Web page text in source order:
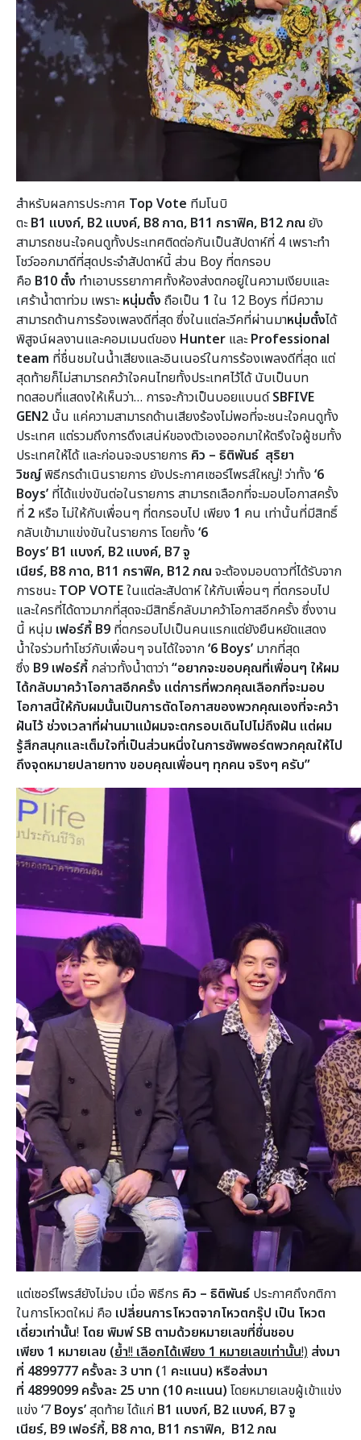
สำหรับผลการประกาศ Top Vote ทีมโนบิ
ตะ B1 แบงก์, B2 แบงค์, B8 กาด, B11 กราฟิค, B12ภณ ยัง
สามารถชนะใจคนดูทั้งประเทศติดต่อกันเป็นสัปดาห์ที่ 4 เพราะทำ
โชว์ออกมาดีที่สุดประจำสัปดาห์นี้ ส่วน Boy ที่ตกรอบ
คือ B10 ตั๋ง ทำเอาบรรยากาศทั้งห้องส่งตกอยู่ในความเงียบและ
เศร้าน้ำตาท่วม เพราะหนุ่มตั๋ง ถือเป็น 1 ใน 12 Boys ที่มีความ
สามารถด้านการร้องเพลงดีที่สุด ซึ่งในแต่ละวีคที่ผ่านมาหนุ่มตั๋งได้
พิสูจน์ผลงานและคอมเมนต์ของ Hunter และProfessional
team ที่ชื่นชมในน้ำเสียงและอินเนอร์ในการร้องเพลงดีที่สุด แต่
สุดท้ายก็ไม่สามารถคว้าใจคนไทยทั้งประเทศไว้ได้ นับเป็นบท
ทดสอบที่แสดงให้เห็นว่า… การจะก้าวเป็นบอยแบนด์SBFIVE
GEN2 นั้น แค่ความสามารถด้านเสียงร้องไม่พอที่จะชนะใจคนดูทั้ง
ประเทศ แต่รวมถึงการดึงเสน่ห์ของตัวเองออกมาให้ตรึงใจผู้ชมทั้ง
ประเทศให้ได้ และก่อนจะจบรายการ คิว – ธิติพันธ์ สุริยา
วิชญ์พิธีกรดำเนินรายการ ยังประกาศเซอร์ไพรส์ใหญ่!ว่าทั้ง ‘6
Boys’ ที่ได้แข่งขันต่อในรายการ สามารถเลือกที่จะมอบโอกาสครั้ง
ที่ 2 หรือ ไม่ให้กับเพื่อนๆ ที่ตกรอบไป เพียง 1 คน เท่านั้นที่มีสิทธิ์
กลับเข้ามาแข่งขันในรายการ โดยทั้ง ‘6
Boys’ B1 แบงก์, B2 แบงค์, B7จู
เนียร์, B8 กาด, B11 กราฟิค, B12ภณ จะต้องมอบดาวที่ได้รับจาก
การชนะTOP VOTEในแต่ละสัปดาห์ ให้กับเพื่อนๆ ที่ตกรอบไป
และใครที่ได้ดาวมากที่สุดจะมีสิทธิ์กลับมาคว้าโอกาสอีกครั้ง ซึ่งงาน
นี้ หนุ่ม เฟอร์กี้ B9 ที่ตกรอบไปเป็นคนแรกแต่ยังยืนหยัดแสดง
น้ำใจร่วมทำโชว์กับเพื่อนๆ จนได้ใจจาก‘6 Boys’ มากที่สุด
ซึ่ง B9 เฟอร์กี้ กล่าวทั้งน้ำตาว่า“อยากจะขอบคุณที่เพื่อนๆ ให้ผม
ได้กลับมาคว้าโอกาสอีกครั้ง แต่การที่พวกคุณเลือกที่จะมอบ
โอกาสนี้ให้กับผมนั้นเป็นการตัดโอกาสของพวกคุณเองที่จะคว้า
ฝันไว้ ช่วงเวลาที่ผ่านมาแม้ผมจะตกรอบเดินไปไม่ถึงฝัน แต่ผม
รู้สึกสนุกและเต็มใจที่เป็นส่วนหนึ่งในการซัพพอร์ตพวกคุณให้ไป
ถึงจุดหมายปลายทาง ขอบคุณเพื่อนๆ ทุกคน จริงๆ ครับ”
แต่เซอร์ไพรส์ยังไม่จบ เมื่อ พิธีกร คิว – ธิติพันธ์ ประกาศถึงกติกา
ในการโหวตใหม่ คือ เปลี่ยนการโหวตจากโหวตกรุ๊ป เป็น โหวต
เดี่ยวเท่านั้น! โดย พิมพ์SB ตามด้วยหมายเลขที่ชื่นชอบ
เพียง 1 หมายเลข (ย้ำ!! เลือกได้เพียง 1 หมายเลขเท่านั้น!) ส่งมา
ที่ 4899777 ครั้งละ3 บาท (1 คะแนน) หรือส่งมา
ที่ 4899099 ครั้งละ 25 บาท (10 คะแนน) โดยหมายเลขผู้เข้าแข่ง
แข่ง ‘7 Boys’สุดท้าย ได้แก่ B1 แบงก์, B2 แบงค์, B7จู
เนียร์, B9 เฟอร์กี้, B8 กาด, B11 กราฟิค, B12ภณ